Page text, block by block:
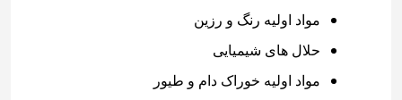
مواد اولیه رنگ و رزین
حلال های شیمیایی
مواد اولیه خوراک دام و طیور